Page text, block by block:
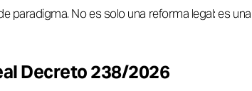
paradigma. No es solo una reforma legal: es una
Decreto 238/2026